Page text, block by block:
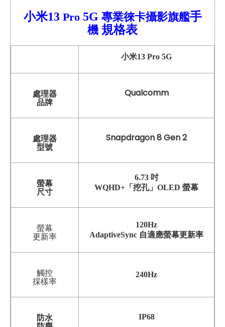
小米13 Pro 5G 專業徠卡攝影旗艦手
機 規格表
小米13 Pro 5G
處理器
品牌
Qualcomm
處理器
型號
Snapdragon 8 Gen 2
螢幕
尺寸
6.73 吋
WQHD+「挖孔」OLED 螢幕
螢幕
更新率
120Hz
AdaptiveSync 自適應螢幕更新率
觸控
採樣率
240Hz
防水
IP68